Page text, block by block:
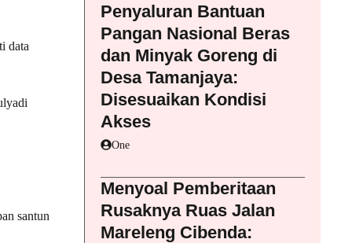
data
santun
Penyaluran Bantuan
Pangan Nasional Beras
dan Minyak Goreng di
Desa Tamanjaya:
Disesuaikan Kondisi
Akses
One
Menyoal Pemberitaan
Rusaknya Ruas Jalan
Mareleng Cibenda: